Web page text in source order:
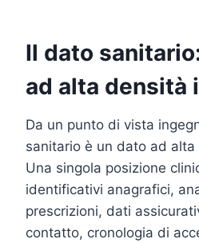
Il dato
ad alta densità
Da un punto di vista
sanitario è un dato ad
Una singola posizione
identificativi anagrafici,
prescrizioni, dati
contatto, cronologia di